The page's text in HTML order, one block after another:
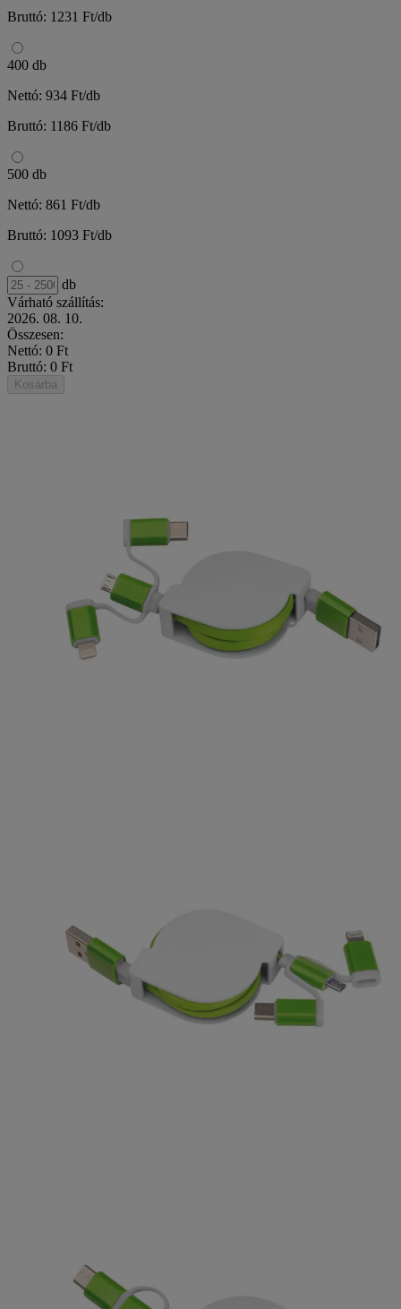
Bruttó: 1231 Ft/db
400 db
Nettó: 934 Ft/db
Bruttó: 1186 Ft/db
500 db
Nettó: 861 Ft/db
Bruttó: 1093 Ft/db
db
Várható szállítás:
2026. 08. 10.
Összesen:
Nettó: 0 Ft
Bruttó: 0 Ft
Kosárba